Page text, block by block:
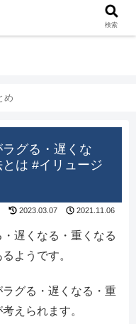
め
グる・遅くな
は #イリュージ
2023.03.07 2021.11.06
遅くなる・重くなる
ようです。
グる・遅くなる・重
えられます。
検索